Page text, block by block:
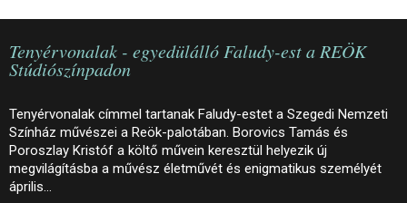
PROGRAMOK
KIÁLLÍTÁSOK
INFORMÁCIÓK
KONFERENCIA
Tenyérvonalak - egyedülálló Faludy-est a REÖK
Stúdiószínpadon
Tenyérvonalak címmel tartanak Faludy-estet a Szegedi Nemzeti
Színház művészei a Reök-palotában. Borovics Tamás és
Poroszlay Kristóf a költő művein keresztül helyezik új
megvilágításba a művész életművét és enigmatikus személyét
április…